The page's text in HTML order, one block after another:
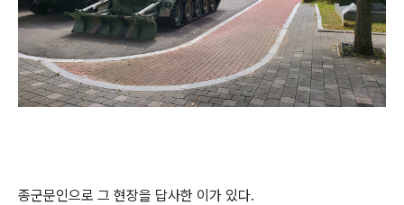
종군문인으로 그 현장을 답사한 이가 있다.